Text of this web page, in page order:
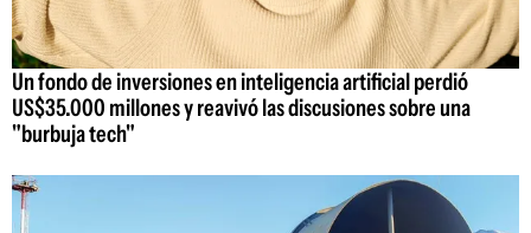
Un fondo de inversiones en inteligencia artificial perdió
US$35.000 millones y reavivó las discusiones sobre una
"burbuja tech"